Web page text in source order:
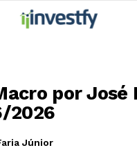
por José
2026
Júnior